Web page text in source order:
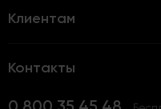
Клиентам
Контакты